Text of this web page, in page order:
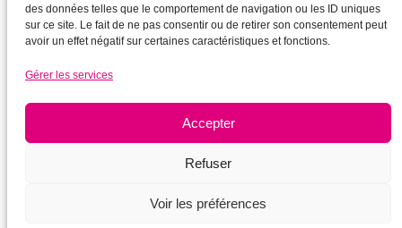
des données telles que le comportement de navigation ou les ID uniques
sur ce site. Le fait de ne pas consentir ou de retirer son consentement peut
avoir un effet négatif sur certaines caractéristiques et fonctions.
Gérer les services
Accepter
Refuser
Voir les préférences